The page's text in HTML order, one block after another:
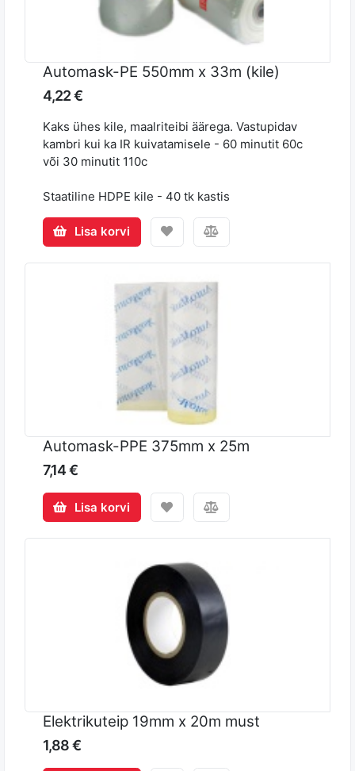
Automask-PE 550mm x 33m (kile)
4,22 €
Kaks ühes kile, maalriteibi äärega. Vastupidav
kambri kui ka IR kuivatamisele - 60 minutit 60c
või 30 minutit 110c
Staatiline HDPE kile - 40 tk kastis
Lisa korvi
Automask-PPE 375mm x 25m
7,14 €
Lisa korvi
Elektrikuteip 19mm x 20m must
1,88 €